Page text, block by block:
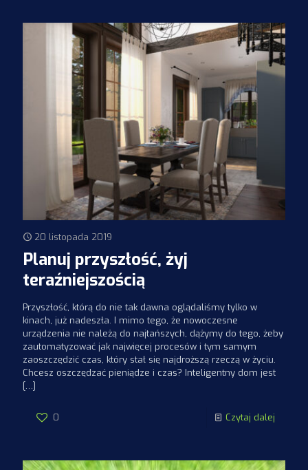
20 listopada 2019
Planuj przyszłość, żyj
teraźniejszością
Przyszłość, którą do nie tak dawna oglądaliśmy tylko w
kinach, już nadeszła. I mimo tego, że nowoczesne
urządzenia nie należą do najtańszych, dążymy do tego, żeby
zautomatyzować jak najwięcej procesów i tym samym
zaoszczędzić czas, który stał się najdroższą rzeczą w życiu.
Chcesz oszczędzać pieniądze i czas? Inteligentny dom jest
[…]
0 Czytaj dalej